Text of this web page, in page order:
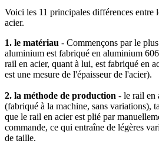
Voici les 11 principales différences entre
acier.
1. le matériau - Commençons par le
aluminium est fabriqué en aluminium
rail en acier, quant à lui, est fabriqué en
est une mesure de l'épaisseur de l'acier).
2. la méthode de production - le rail en
(fabriqué à la machine, sans variations),
que le rail en acier est plié par
commande, ce qui entraîne de légères
de taille.